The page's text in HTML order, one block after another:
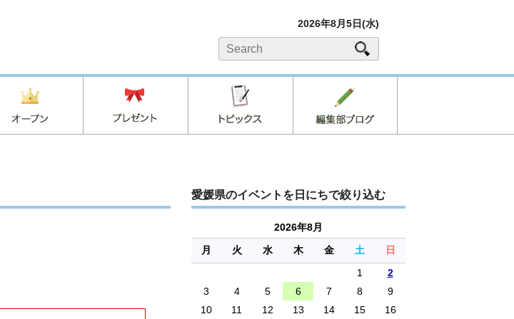
2026年8月5日(水)
愛媛県のイベントを日にちで絞り込む
2026年8月
月
火 水 木 金 土
日
1
2
3
4 5 6 7 8
9
10
11 12 13 14 15 16